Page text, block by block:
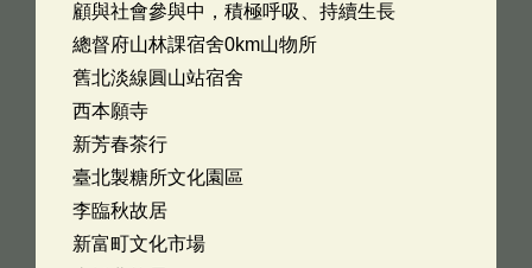
顧與社會參與中，積極呼吸、持續生長
總督府山林課宿舍0km山物所
舊北淡線圓山站宿舍
西本願寺
新芳春茶行
臺北製糖所文化園區
李臨秋故居
新富町文化市場